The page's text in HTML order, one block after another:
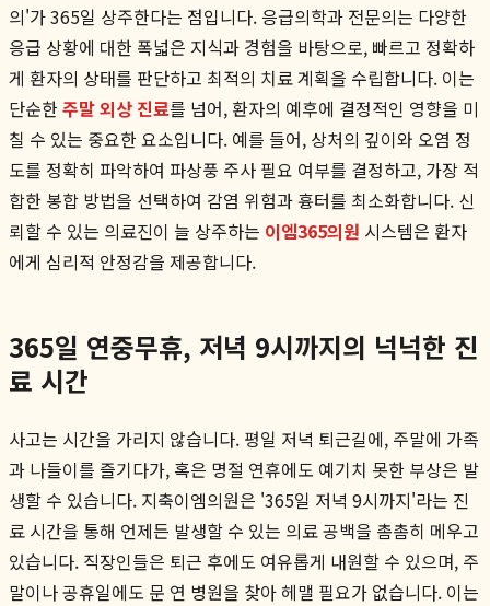
의'가 365일 상주한다는 점입니다. 응급의학과 전문의는 다양한
응급 상황에 대한 폭넓은 지식과 경험을 바탕으로, 빠르고 정확하
게 환자의 상태를 판단하고 최적의 치료 계획을 수립합니다. 이는
단순한주말 외상 진료를 넘어, 환자의 예후에 결정적인 영향을 미
칠 수 있는 중요한 요소입니다. 예를 들어, 상처의 깊이와 오염 정
도를 정확히 파악하여 파상풍 주사 필요 여부를 결정하고, 가장 적
합한 봉합 방법을 선택하여 감염 위험과 흉터를 최소화합니다. 신
뢰할 수 있는 의료진이 늘 상주하는 이엠365의원 시스템은 환자
에게 심리적 안정감을 제공합니다.
365일 연중무휴, 저녁 9시까지의 넉넉한 진
료 시간
사고는 시간을 가리지 않습니다. 평일 저녁 퇴근길에, 주말에 가족
과 나들이를 즐기다가, 혹은 명절 연휴에도 예기치 못한 부상은 발
생할 수 있습니다. 지축이엠의원은 '365일 저녁 9시까지'라는 진
료 시간을 통해 언제든 발생할 수 있는 의료 공백을 촘촘히 메우고
있습니다. 직장인들은 퇴근 후에도 여유롭게 내원할 수 있으며, 주
말이나 공휴일에도 문 연 병원을 찾아 헤맬 필요가 없습니다. 이는